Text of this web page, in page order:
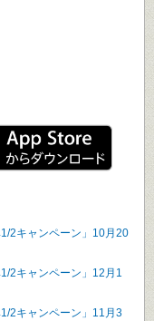
2キャンペーン」10月20
2キャンペーン」12月1
2キャンペーン」11月3